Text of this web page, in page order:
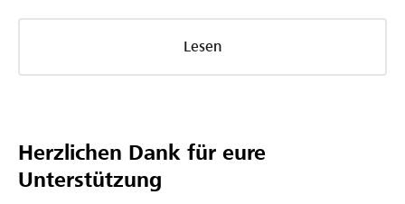
Lesen
Herzlichen Dank für eure
Unterstützung